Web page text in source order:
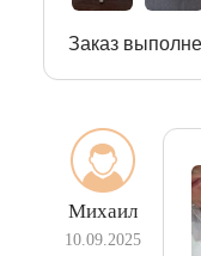
Заказ
Михаил
10.09.2025